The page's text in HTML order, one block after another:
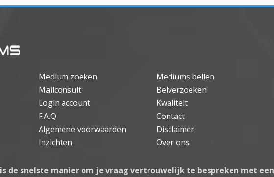
Medium zoeken
Mediums bellen
Mailconsult
Belverzoeken
Login account
Kwaliteit
F.A.Q
Contact
Algemene voorwaarden
Disclaimer
Inzichten Over ons
is de snelste manier om je vraag vertrouwelijk te bespreken met een